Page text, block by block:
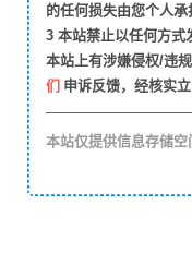
的任何损失由您个人承
3本站禁止以任何方式
本站上有涉嫌侵权/违
们 申诉反馈，经核实立
本站仅提供信息存储